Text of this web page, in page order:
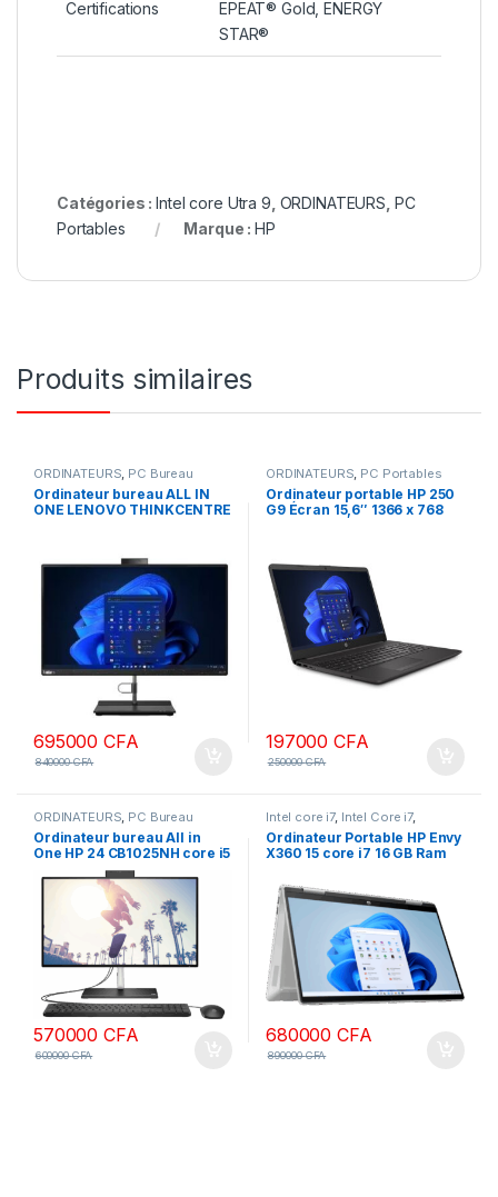
Certifications
EPEAT® Gold, ENERGY
STAR®
Catégories :Intel core Utra 9 ORDINATEURS PC
Portables
Marque :HP
Produits similaires
ORDINATEURS, PC Bureau
Ordinateur bureau ALL IN
ONE LENOVO THINKCENTRE
SSD ECRAN 27 Pouces
Windows 11 Pro
695000CFA
840000CFA
ORDINATEURS, PC Portables
Ordinateur portable HP 250
G9 Écran 15,6″ 1366 x 768
197000CFA
250000CFA
ORDINATEURS, PC Bureau
Ordinateur bureau All in
One HP 24 CB1025NH core i5
8gb Ram 512 SSD écran 24
pouces, non tactile 12ème
génération
570000CFA
600000CFA
Intel core i7, Intel Core i7,
ORDINATEURS PC Portables
Ordinateur Portable HP Envy
X360 15 core i7 16 GB Ram
tactile 15.6 pouces
680000CFA
890000CFA